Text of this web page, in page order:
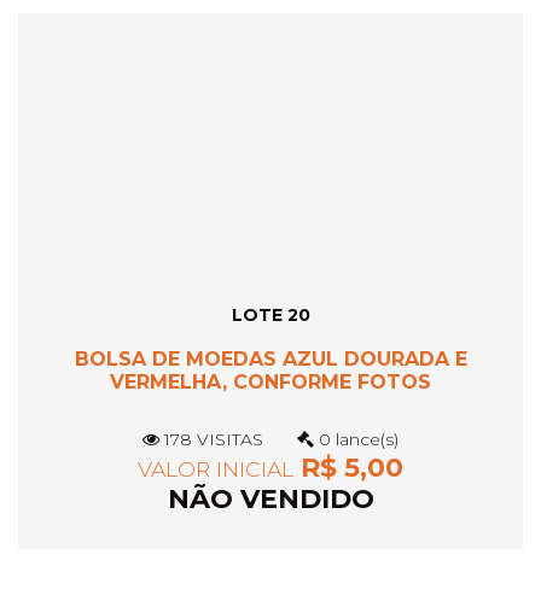
LOTE 20
BOLSA DE MOEDAS AZUL DOURADA E
VERMELHA, CONFORME FOTOS
178 VISITAS 0 lance(s)
VALOR INICIAL
R$ 5,00
NÃO VENDIDO